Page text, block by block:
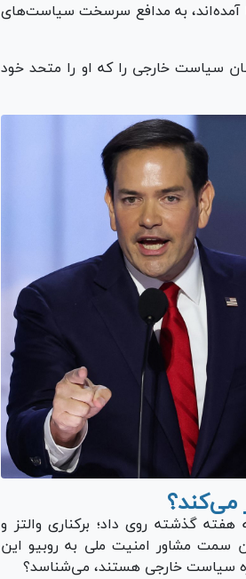
آمده‌اند، به مدافع سرسخت سیاست‌های
سیاست خارجی را که او را متحد خود
می‌کند؟
گذشته روی داد؛ برکناری والتز و
سمت مشاور امنیت ملی به روبیو این
سیاست خارجی هستند، می‌شناسد؟